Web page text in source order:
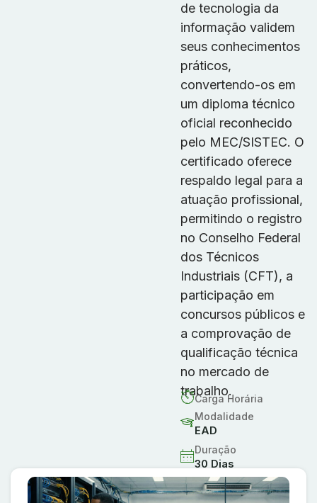
de tecnologia da
informação validem
seus conhecimentos
práticos,
convertendo-os em
um diploma técnico
oficial reconhecido
pelo MEC/SISTEC. O
certificado oferece
respaldo legal para a
atuação profissional,
permitindo o registro
no Conselho Federal
dos Técnicos
Industriais (CFT), a
participação em
concursos públicos e
a comprovação de
qualificação técnica
no mercado de
trabalho.
Carga Horária
Modalidade
EAD
Duração
30 Dias